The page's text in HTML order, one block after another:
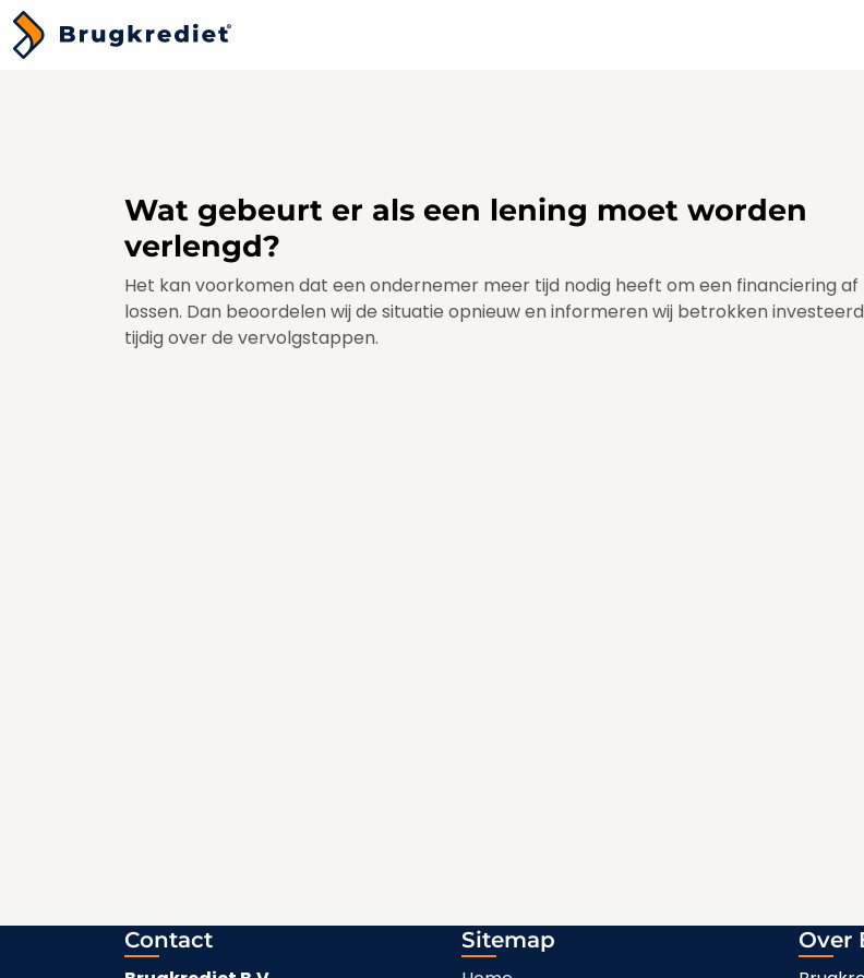
Wat gebeurt er als een lening moet worden
verlengd?
Het kan voorkomen dat een ondernemer meer tijd nodig heeft om een financiering af
lossen. Dan beoordelen wij de situatie opnieuw en informeren wij betrokken
tijdig over de vervolgstappen.
Contact Sitemap Over